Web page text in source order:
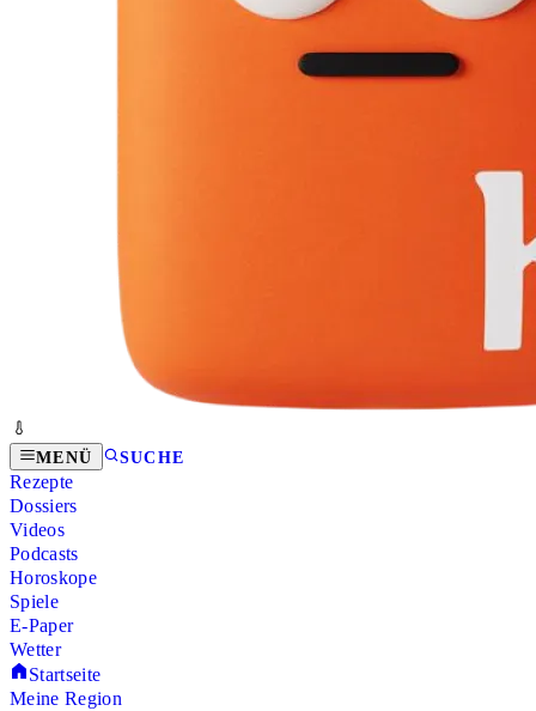
MENÜ SUCHE
Rezepte
Dossiers
Videos
Podcasts
Horoskope
Spiele
E-Paper
Wetter
Startseite
Meine Region